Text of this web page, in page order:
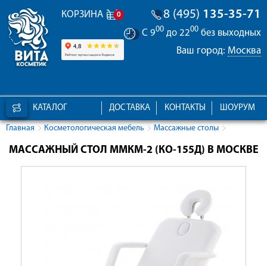
КОРЗИНА 0 8 (495) 135-35-71
С 900 до 2200 без выходных
Ваш город: Москва
КАТАЛОГ ШОУРУМ
КОНТАКТЫ
ДОСТАВКА
Главная Косметологическая мебель Массажные столы
МАССАЖНЫЙ СТОЛ ММКМ-2 (КО-155Д) В МОСКВЕ